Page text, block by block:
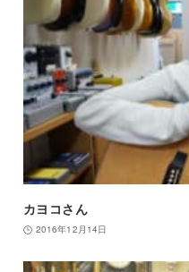
カヨコさん
2016年12月14日